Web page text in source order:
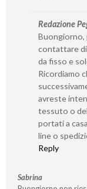
Redazione
Buongiorno,
contattare
da fisso e
Ricordiamo
avreste
tessuto o
portati a
line o
Reply
Sabrina